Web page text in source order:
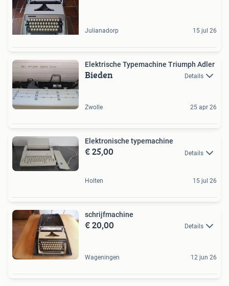
Julianadorp 15 jul 26
Elektrische Typemachine Triumph Adler
Bieden Details
Zwolle 25 apr 26
Elektronische typemachine
€ 25,00 Details
Holten 15 jul 26
schrijfmachine
€ 20,00 Details
Wageningen 12 jun 26